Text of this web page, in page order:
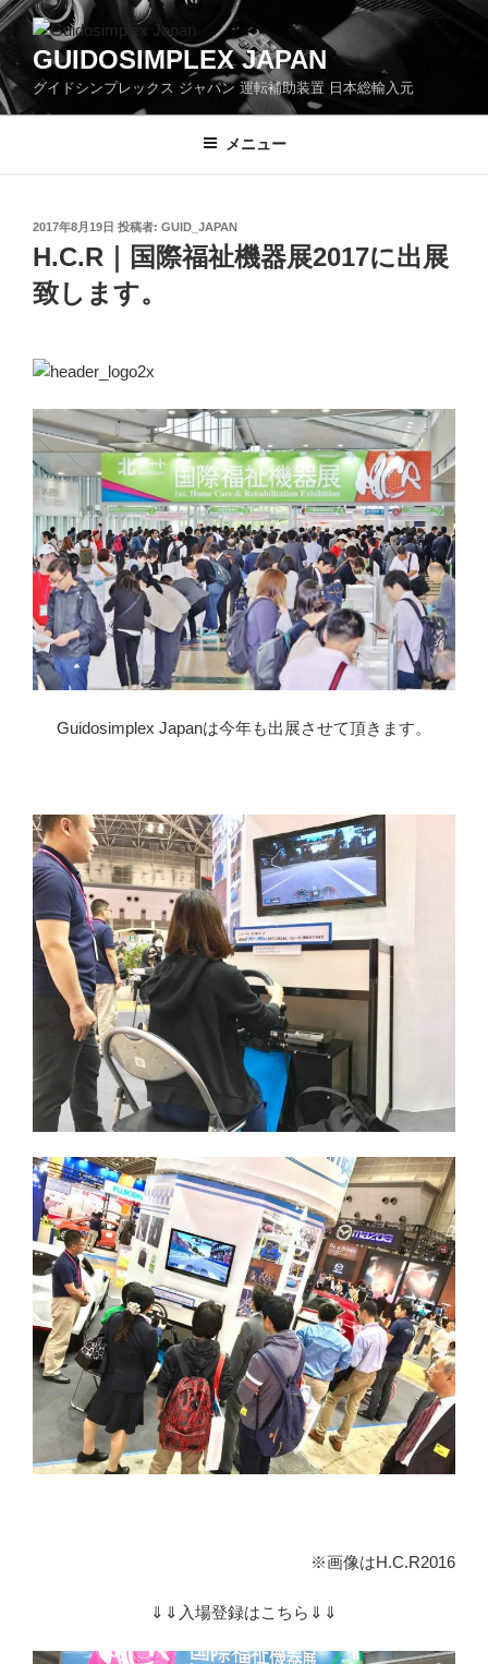
コ
ン
テ
ン
ツ
GUIDOSIMPLEX JAPAN
グイドシンプレックス ジャパン 運転補助装置 日本総輸入元
メニュー
投
稿
日:
2017年8月19日 投稿者: GUID_JAPAN
H.C.R｜国際福祉機器展2017に出展
致します。
Guidosimplex Japanは今年も出展させて頂きます。
※画像はH.C.R2016
⇓⇓入場登録はこちら⇓⇓